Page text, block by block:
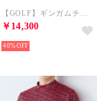
￥14,300
40%